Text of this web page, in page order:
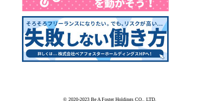
© 2020-2023 Be A Foster Holdings CO., LTD.